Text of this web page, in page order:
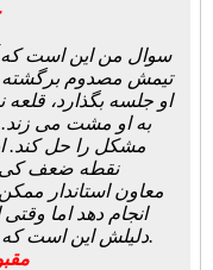
سوال من این است که
تیمش مصدوم برگشته
او جلسه بگذارد، قلعه
به او مشت می
مشکل را حل کند.
نقطه ضعف
معاون استاندار
انجام دهد اما
دلیلش این است که نتوانسته محیطش را مدیریت کند.